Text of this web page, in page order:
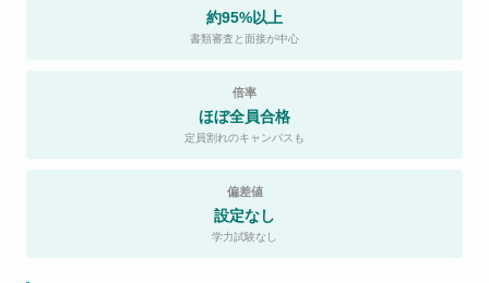
約95%以上
書類審査と面接が中心
倍率
ほぼ全員合格
定員割れのキャンパスも
偏差値
設定なし
学力試験なし